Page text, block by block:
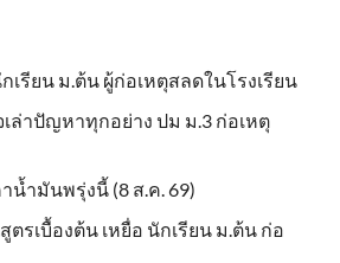
รียน ม.ต้น ผู้ก่อเหตุสลดในโรงเรียน
ล่าปัญหาทุกอย่าง ปม ม.3 ก่อเหตุ
น้ำมันพรุ่งนี้ (8 ส.ค. 69)
ตรเบื้องต้น เหยื่อ นักเรียน ม.ต้น ก่อ